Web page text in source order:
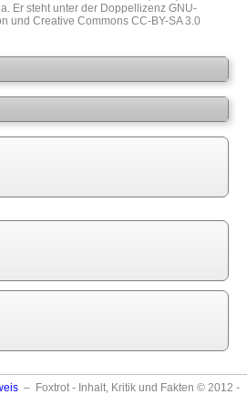
. Er steht unter der Doppellizenz GNU-
und Creative Commons CC-BY-SA 3.0
– Foxtrot - Inhalt, Kritik und Fakten © 2012 -